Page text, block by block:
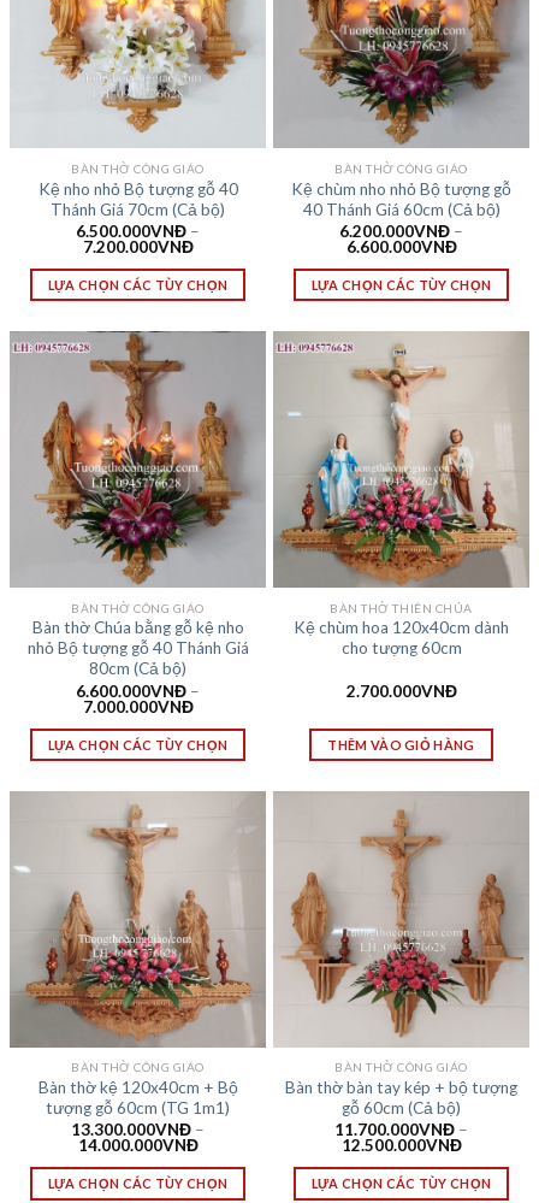
BÀN THỜ CÔNG GIÁO
Kệ nho nhỏ Bộ tượng gỗ 40
Thánh Giá 70cm (Cả bộ)
6.500.000VNĐ –
7.200.000VNĐ
LỰA CHỌN CÁC TÙY CHỌN
BÀN THỜ CÔNG GIÁO
Kệ chùm nho nhỏ Bộ tượng gỗ
40 Thánh Giá 60cm (Cả bộ)
6.200.000VNĐ –
6.600.000VNĐ
LỰA CHỌN CÁC TÙY CHỌN
BÀN THỜ CÔNG GIÁO
Bàn thờ Chúa bằng gỗ kệ nho
nhỏ Bộ tượng gỗ 40 Thánh Giá
80cm (Cả bộ)
6.600.000VNĐ –
7.000.000VNĐ
LỰA CHỌN CÁC TÙY CHỌN
BÀN THỜ THIÊN CHÚA
Kệ chùm hoa 120x40cm dành
cho tượng 60cm
2.700.000VNĐ
THÊM VÀO GIỎ HÀNG
BÀN THỜ CÔNG GIÁO
Bàn thờ kệ 120x40cm + Bộ
tượng gỗ 60cm (TG 1m1)
13.300.000VNĐ –
14.000.000VNĐ
LỰA CHỌN CÁC TÙY CHỌN
BÀN THỜ CÔNG GIÁO
Bàn thờ bàn tay kép + bộ tượng
gỗ 60cm (Cả bộ)
11.700.000VNĐ –
12.500.000VNĐ
LỰA CHỌN CÁC TÙY CHỌN